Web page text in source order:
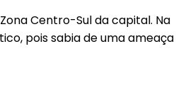
Centro-Sul da capital. Na
pois sabia de uma ameaça